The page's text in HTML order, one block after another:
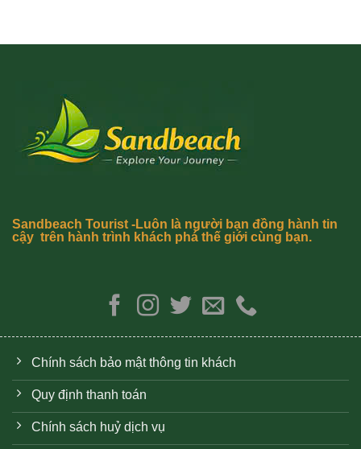
Sandbeach Tourist -Luôn là người bạn đồng hành tin
cậy trên hành trình khách phá thế giới cùng bạn.
Chính sách bảo mật thông tin khách
Quy định thanh toán
Chính sách huỷ dịch vụ